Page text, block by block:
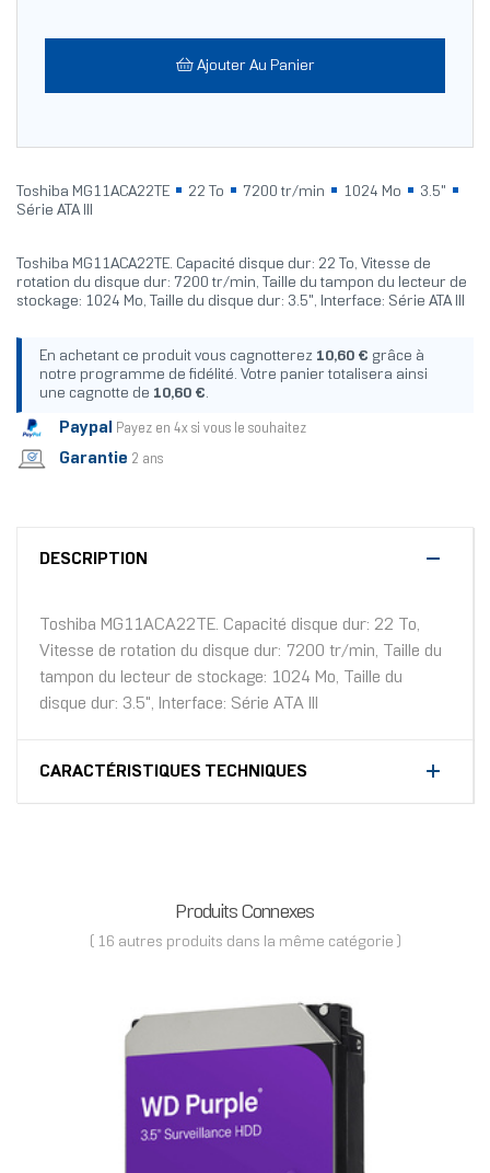
Ajouter Au Panier
Toshiba MG11ACA22TE 22 To 7200 tr/min 1024 Mo
3.5"
Série ATA III
Toshiba MG11ACA22TE. Capacité disque dur: 22 To, Vitesse de
rotation du disque dur: 7200 tr/min, Taille du tampon du lecteur de
stockage: 1024 Mo, Taille du disque dur: 3.5", Interface: Série ATA III
En achetant ce produit vous cagnotterez 10,60 € grâce à
notre programme de fidélité. Votre panier totalisera ainsi
une cagnotte de 10,60 €.
Paypal Payez en 4x si vous le souhaitez
Garantie 2 ans
DESCRIPTION
Toshiba MG11ACA22TE. Capacité disque dur: 22 To,
Vitesse de rotation du disque dur: 7200 tr/min, Taille du
tampon du lecteur de stockage: 1024 Mo, Taille du
disque dur: 3.5", Interface: Série ATA III
CARACTÉRISTIQUES TECHNIQUES
Produits Connexes
( 16 autres produits dans la même catégorie )